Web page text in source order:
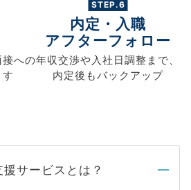
接への
STEP.6
内定・入職
アフターフォロー
年収交渉や入社日調整まで、
内定後もバックアップ
援サービスとは？